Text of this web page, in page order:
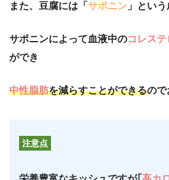
また、豆腐には「 サポニン 」とい
サポニンによって血液中のコレス
ができ
中性脂肪を減らすことができるので
注意点